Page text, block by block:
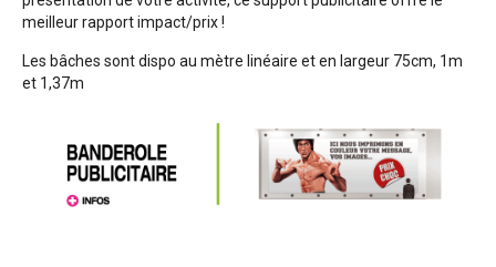
meilleur rapport impact/prix !
Les bâches sont dispo au mètre linéaire et en largeur 75cm, 1m
et 1,37m